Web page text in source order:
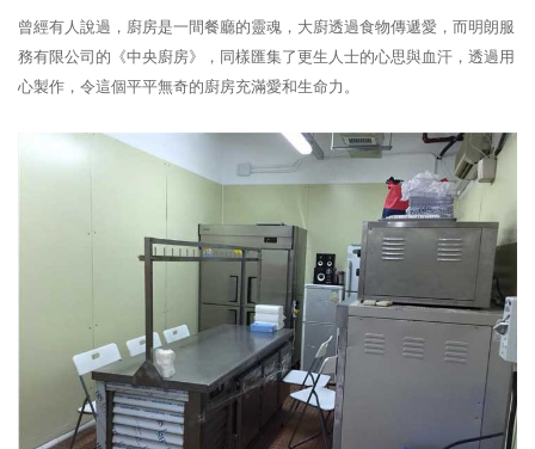
曾經有人說過，廚房是一間餐廳的靈魂，大廚透過食物傳遞愛，而明朗服
務有限公司的《中央廚房》，同樣匯集了更生人士的心思與血汗，透過用
心製作，令這個平平無奇的廚房充滿愛和生命力。